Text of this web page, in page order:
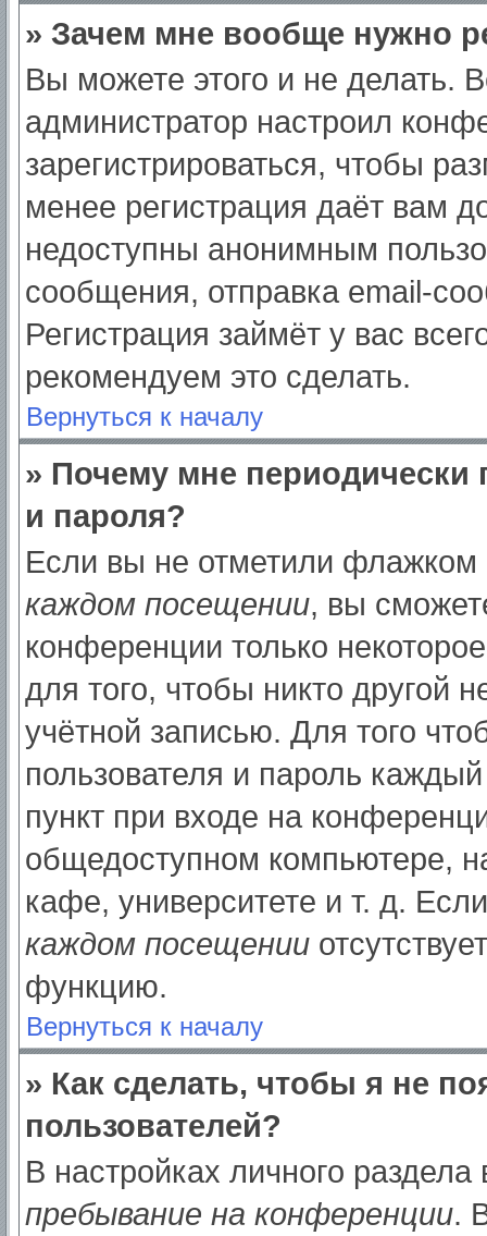
» Зачем мне вообще нужно
Вы можете этого и не делать.
администратор настроил
зарегистрироваться, чтобы
менее регистрация даёт вам
недоступны анонимным
сообщения, отправка email-
Регистрация займёт у вас
рекомендуем это сделать.
Вернуться к началу
» Почему мне периодически
и пароля?
Если вы не отметили флажком
каждом посещении, вы
конференции только
для того, чтобы никто другой
учётной записью. Для того
пользователя и пароль
пункт при входе на
общедоступном компьютере,
кафе, университете и т. д.
каждом посещении
функцию.
Вернуться к началу
» Как сделать, чтобы я не
пользователей?
В настройках личного
пребывание на конференции.